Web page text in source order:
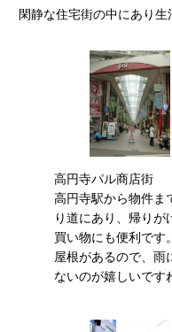
閑静な住宅街の中にあり生
高円寺パル商店街
高円寺駅から物件ま
り道にあり、帰りが
買い物にも便利です。
屋根があるので、雨
ないのが嬉しいです